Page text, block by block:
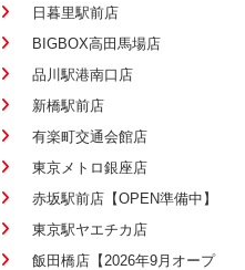
日暮里駅前店
BIGBOX高田馬場店
品川駅港南口店
新橋駅前店
有楽町交通会館店
東京メトロ銀座店
赤坂駅前店【OPEN準備中】
東京駅ヤエチカ店
飯田橋店【2026年9月オープ